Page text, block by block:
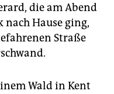
die am Abend
nach Hause ging,
Straße
Wald in Kent